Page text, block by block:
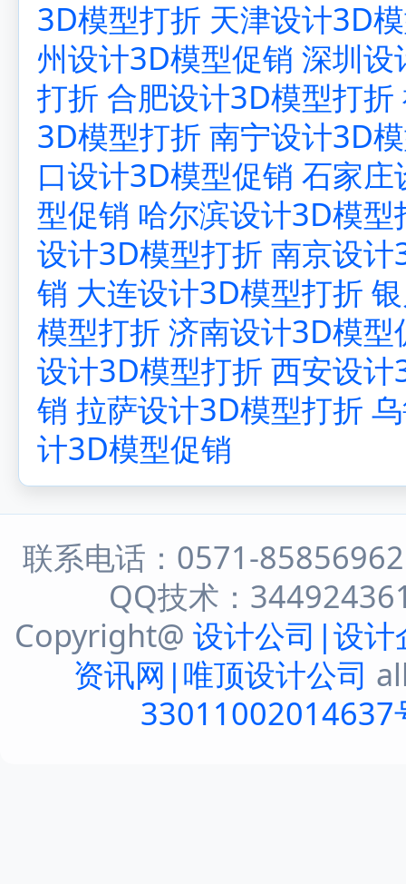
3D模型打折 天津设计3D
州设计3D模型促销 深圳设
打折 合肥设计3D模型打折
3D模型打折 南宁设计3D
口设计3D模型促销 石家庄
型促销 哈尔滨设计3D模型
设计3D模型打折 南京设计
销 大连设计3D模型打折
模型打折 济南设计3D模型
设计3D模型打折 西安设计
销 拉萨设计3D模型打折
计3D模型促销
联系电话：0571-
QQ技术：
Copyright@ 设计公司|设计
资讯网|唯顶设计公司
33011002014637